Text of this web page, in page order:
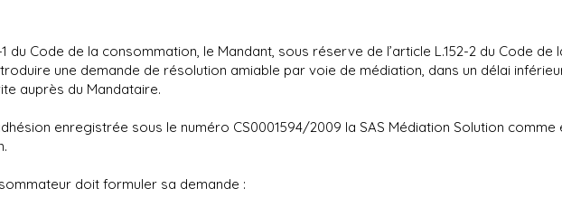
du Code de la consommation, le Mandant, sous réserve de l’article L.152-2 du Code de
une demande de résolution amiable par voie de médiation, dans un délai
auprès du Mandataire.
enregistrée sous le numéro CS0001594/2009 la SAS Médiation Solution comme
doit formuler sa demande :